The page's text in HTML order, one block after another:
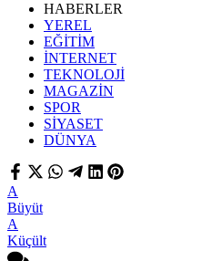
HABERLER
YEREL
EĞİTİM
İNTERNET
TEKNOLOJİ
MAGAZİN
SPOR
SİYASET
DÜNYA
A
Büyüt
A
Küçült